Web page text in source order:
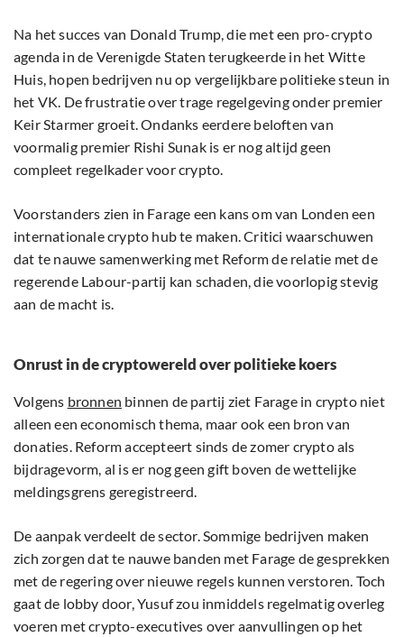
Na het succes van Donald Trump, die met een pro-crypto
agenda in de Verenigde Staten terugkeerde in het Witte
Huis, hopen bedrijven nu op vergelijkbare politieke steun in
het VK. De frustratie over trage regelgeving onder premier
Keir Starmer groeit. Ondanks eerdere beloften van
voormalig premier Rishi Sunak is er nog altijd geen
compleet regelkader voor crypto.
Voorstanders zien in Farage een kans om van Londen een
internationale crypto hub te maken. Critici waarschuwen
dat te nauwe samenwerking met Reform de relatie met de
regerende Labour-partij kan schaden, die voorlopig stevig
aan de macht is.
Onrust in de cryptowereld over politieke koers
Volgens bronnen binnen de partij ziet Farage in crypto niet
alleen een economisch thema, maar ook een bron van
donaties. Reform accepteert sinds de zomer crypto als
bijdragevorm, al is er nog geen gift boven de wettelijke
meldingsgrens geregistreerd.
De aanpak verdeelt de sector. Sommige bedrijven maken
zich zorgen dat te nauwe banden met Farage de gesprekken
met de regering over nieuwe regels kunnen verstoren. Toch
gaat de lobby door, Yusuf zou inmiddels regelmatig overleg
voeren met crypto-executives over aanvullingen op het